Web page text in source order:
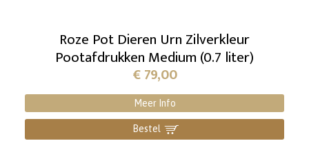
Roze Pot Dieren Urn Zilverkleur
Pootafdrukken Medium (0.7 liter)
€79,00
Meer Info
Bestel ]